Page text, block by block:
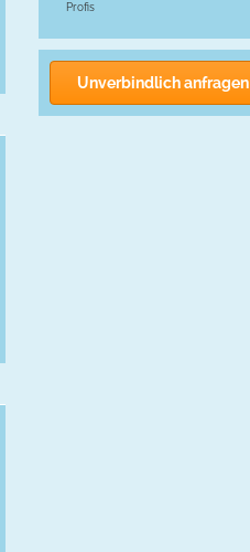
Profis
Unverbindlich anfragen